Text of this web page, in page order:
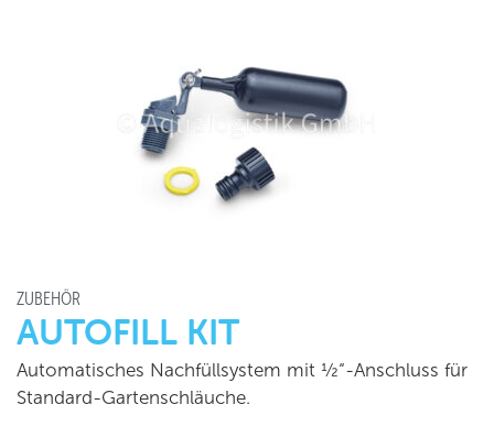
ZUBEHÖR
AUTOFILL KIT
Automatisches Nachfüllsystem mit ½“-Anschluss für
Standard-Gartenschläuche.